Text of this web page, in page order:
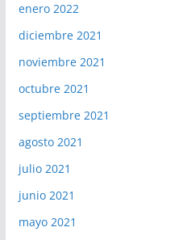
enero 2022
diciembre 2021
noviembre 2021
octubre 2021
septiembre 2021
agosto 2021
julio 2021
junio 2021
mayo 2021